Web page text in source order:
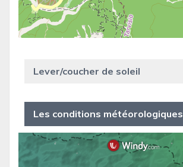
Lever/coucher de soleil
Les conditions météorologiques